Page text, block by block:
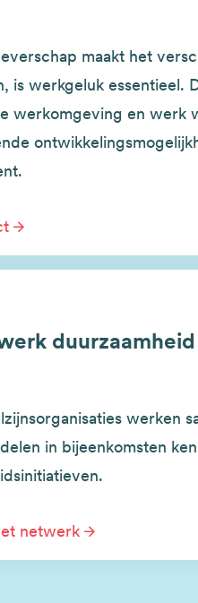
maakt het
is werkgeluk essentieel.
werkomgeving en werk
duurzaamheid
werken
in bijeenkomsten
netwerk